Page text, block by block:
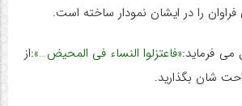
را در ایشان نمودار ساخته است.
می فرماید:«فاعتزلوا النساء فی المحیض…»:از
شان بگذارید.